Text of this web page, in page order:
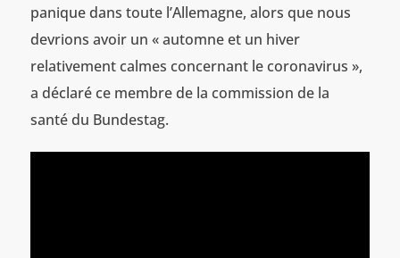
panique dans toute l’Allemagne, alors que nous
devrions avoir un « automne et un hiver
relativement calmes concernant le coronavirus »,
a déclaré ce membre de la commission de la
santé du Bundestag.